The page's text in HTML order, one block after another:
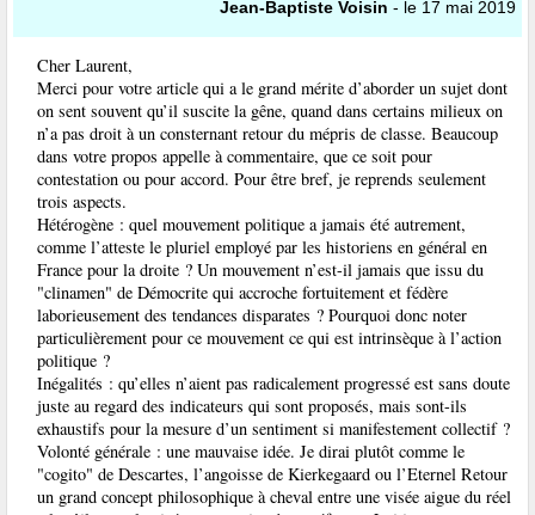
Jean-Baptiste Voisin - le 17 mai 2019
Cher Laurent,
Merci pour votre article qui a le grand mérite d’aborder un sujet dont
on sent souvent qu’il suscite la gêne, quand dans certains milieux on
n’a pas droit à un consternant retour du mépris de classe. Beaucoup
dans votre propos appelle à commentaire, que ce soit pour
contestation ou pour accord. Pour être bref, je reprends seulement
trois aspects.
Hétérogène : quel mouvement politique a jamais été autrement,
comme l’atteste le pluriel employé par les historiens en général en
France pour la droite ? Un mouvement n’est-il jamais que issu du
"clinamen" de Démocrite qui accroche fortuitement et fédère
laborieusement des tendances disparates ? Pourquoi donc noter
particulièrement pour ce mouvement ce qui est intrinsèque à l’action
politique ?
Inégalités : qu’elles n’aient pas radicalement progressé est sans doute
juste au regard des indicateurs qui sont proposés, mais sont-ils
exhaustifs pour la mesure d’un sentiment si manifestement collectif ?
Volonté générale : une mauvaise idée. Je dirai plutôt comme le
"cogito" de Descartes, l’angoisse de Kierkegaard ou l’Eternel Retour
un grand concept philosophique à cheval entre une visée aigue du réel